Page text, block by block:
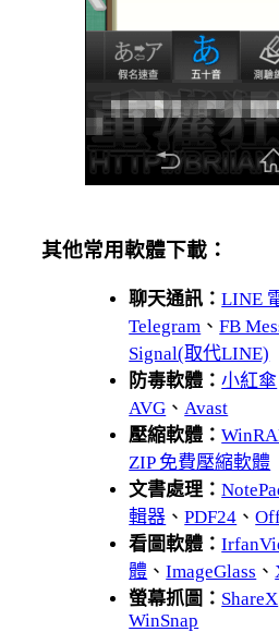
其他常用軟體下載：
聊天通訊：LINE
Telegram 、FB
Signal(取代LINE)
防毒軟體：小紅傘
AVG 、 Avast
壓縮軟體：
ZIP 免費壓縮軟體
文書處理：
輯器 、PDF24 、
看圖軟體：
體 、ImageGlass 、
螢幕抓圖： ShareX
WinSnap